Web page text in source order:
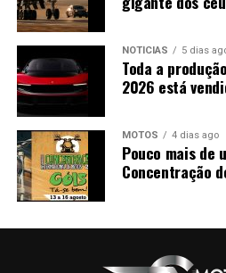
NOTÍCIAS 5 dias
Toda a
2026 está
MOTOS 4 dias ago
Pouco mais de
Concentração